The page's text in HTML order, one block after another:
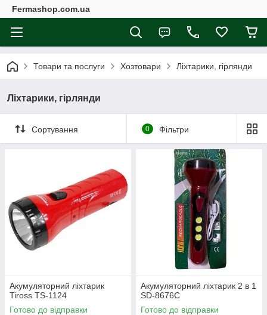
Fermashop.com.ua
Товари та послуги Хозтовари Ліхтарики, гірлянди
Ліхтарики, гірлянди
Сортування 0 Фільтри
Акумуляторний ліхтарик
Tiross TS-1124
Готово до відправки
Акумуляторний ліхтарик 2 в 1
SD-8676C
Готово до відправки